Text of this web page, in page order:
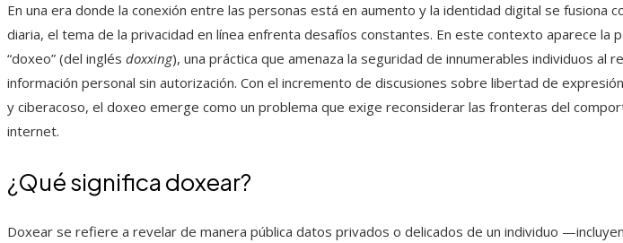
En una era donde la conexión entre las personas está en aumento y la identidad digital se fusiona
diaria, el tema de la privacidad en línea enfrenta desafíos constantes. En este contexto aparece la
“doxeo” (del inglés doxxing), una práctica que amenaza la seguridad de innumerables individuos al
información personal sin autorización. Con el incremento de discusiones sobre libertad de
y ciberacoso, el doxeo emerge como un problema que exige reconsiderar las fronteras del
internet.
¿Qué significa doxear?
Doxear se refiere a revelar de manera pública datos privados o delicados de un individuo